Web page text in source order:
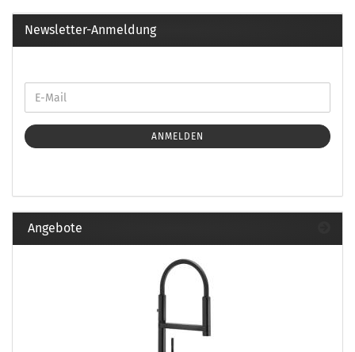
Newsletter-Anmeldung
ANMELDEN
Angebote